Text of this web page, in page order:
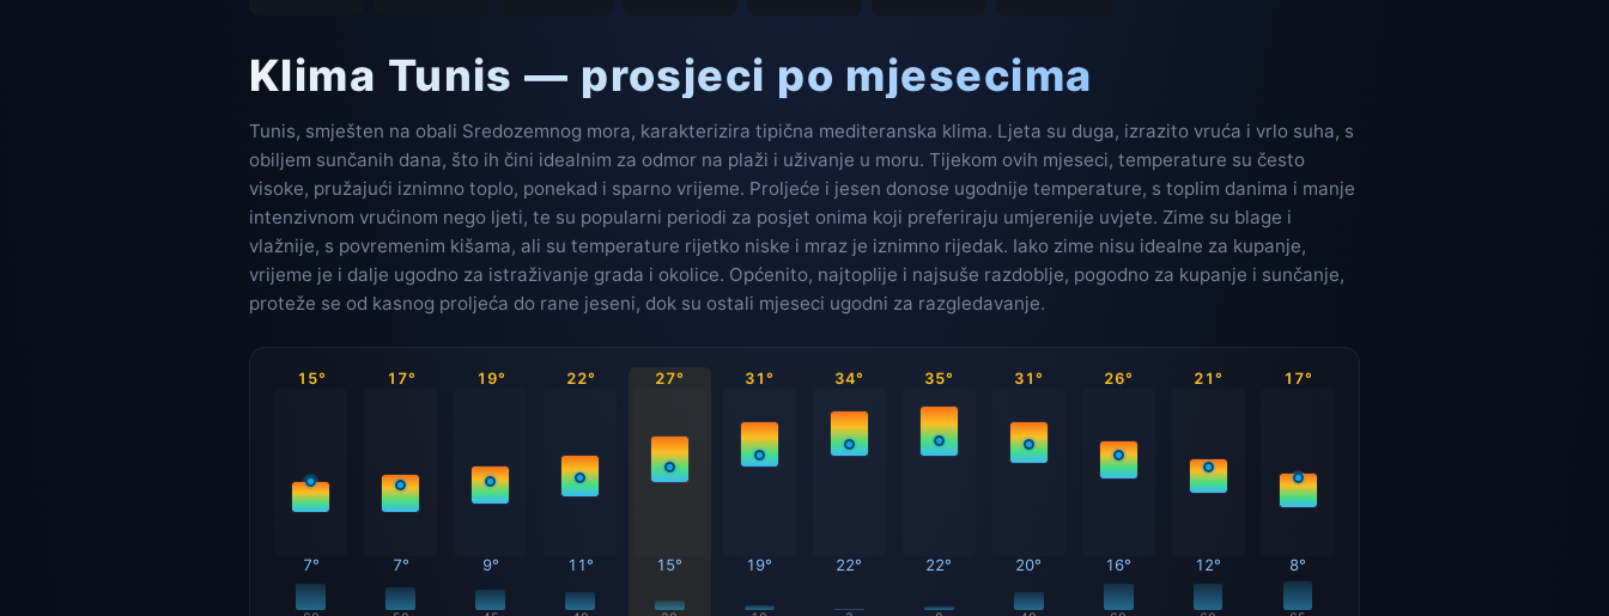
Klima Tunis — prosjeci po mjesecima
Tunis, smješten na obali Sredozemnog mora, karakterizira tipična mediteranska klima. Ljeta su duga, izrazito vruća i vrlo suha, s
obiljem sunčanih dana, što ih čini idealnim za odmor na plaži i uživanje u moru. Tijekom ovih mjeseci, temperature su često
visoke, pružajući iznimno toplo, ponekad i sparno vrijeme. Proljeće i jesen donose ugodnije temperature, s toplim danima i manje
intenzivnom vrućinom nego ljeti, te su popularni periodi za posjet onima koji preferiraju umjerenije uvjete. Zime su blage i
vlažnije, s povremenim kišama, ali su temperature rijetko niske i mraz je iznimno rijedak. Iako zime nisu idealne za kupanje,
vrijeme je i dalje ugodno za istraživanje grada i okolice. Općenito, najtoplije i najsuše razdoblje, pogodno za kupanje i sunčanje,
proteže se od kasnog proljeća do rane jeseni, dok su ostali mjeseci ugodni za razgledavanje.
15°
7°
17°
7°
19°
9°
22°
11°
27°
15°
31°
19°
34°
22°
35°
22°
31°
20°
26°
16°
21°
12°
17°
8°